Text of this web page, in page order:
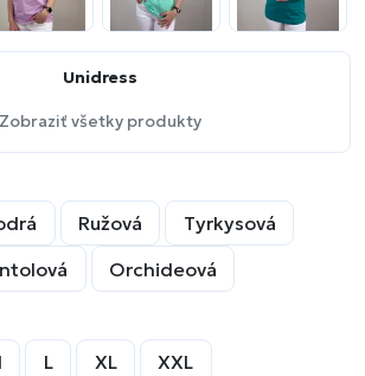
Unidress
Zobraziť všetky produkty
Ružová
Tyrkysová
Orchideová
L XL XXL